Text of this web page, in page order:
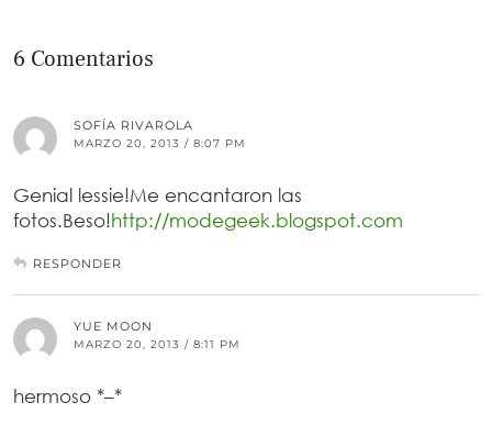
6 Comentarios
SOFÍA RIVAROLA
MARZO 20, 2013 / 8:07 PM
Genial lessie!Me encantaron las
fotos.Beso!http://modegeek.blogspot.com
RESPONDER
YUE MOON
MARZO 20, 2013 / 8:11 PM
hermoso *–*